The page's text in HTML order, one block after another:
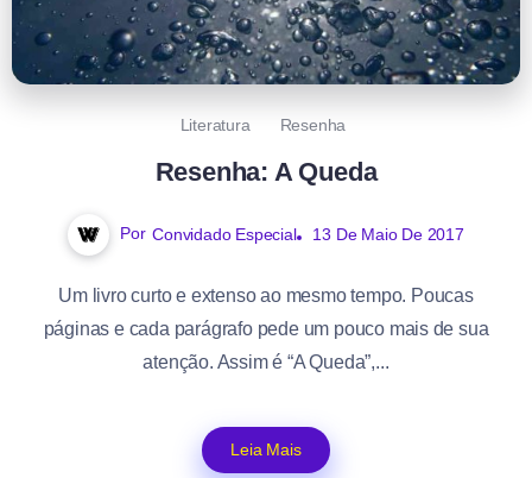
Literatura Resenha
Resenha: A Queda
Por Convidado Especial 13 De Maio De 2017
Um livro curto e extenso ao mesmo tempo. Poucas
páginas e cada parágrafo pede um pouco mais de sua
atenção. Assim é “A Queda”,...
Leia Mais